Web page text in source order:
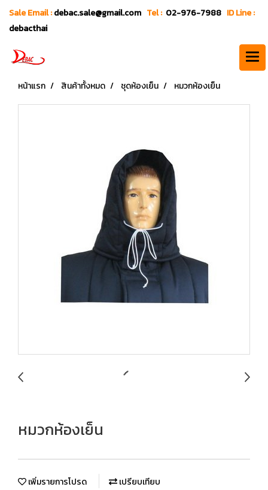
Sale Email :debac.sale@gmail.com Tel : 02-976-7988 ID Line :
debacthai
หน้าแรก สินค้าทั้งหมด ชุดห้องเย็น หมวกห้องเย็น
หมวกห้องเย็น
เพิ่มรายการโปรด เปรียบเทียบ